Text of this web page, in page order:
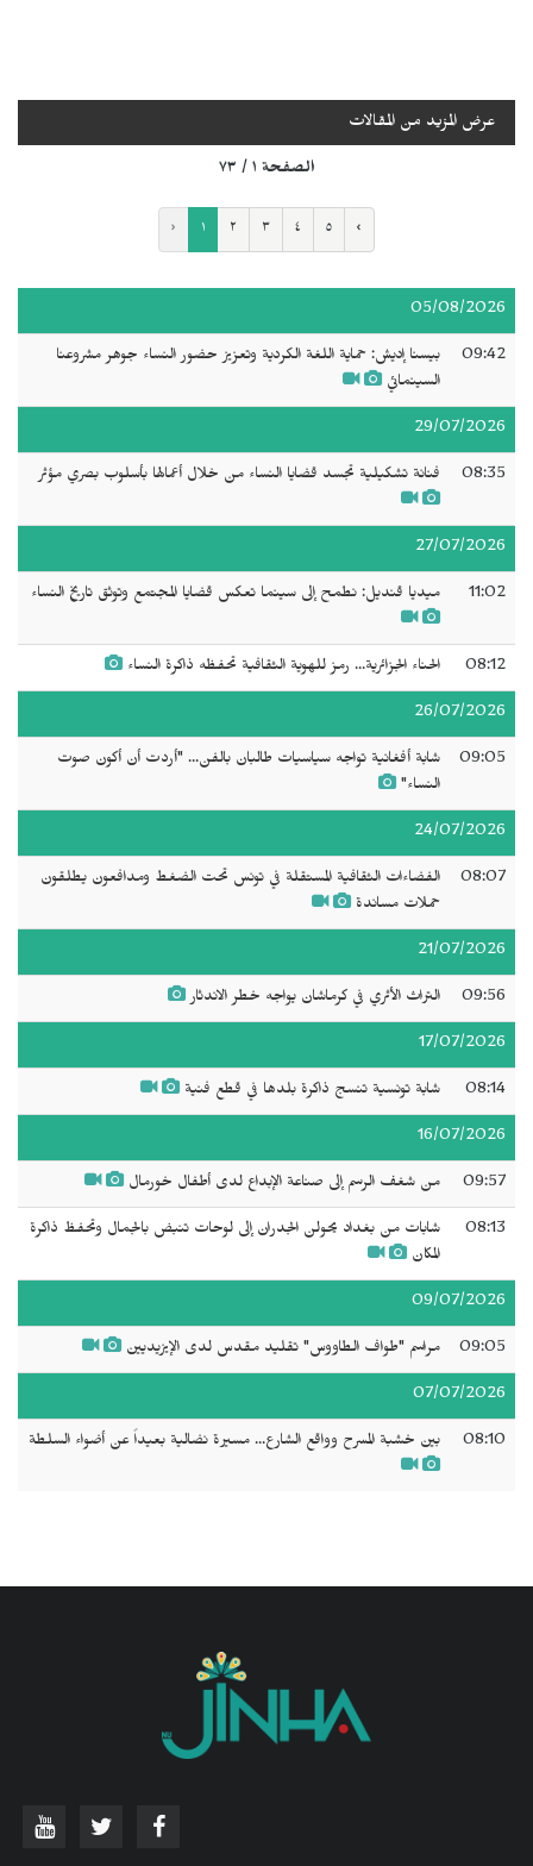
عرض المزيد من المقالات
الصفحة ١ / ٧٣
‹ ١ ٢ ٣ ٤ ٥ ›
05/08/2026
09:42
بيسنا إديش: حماية اللغة الكردية وتعزيز حضور النساء جوهر مشروعنا
السينمائي
29/07/2026
08:35 فنانة تشكيلية تجسد قضايا النساء من خلال أعمالها بأسلوب بصري مؤثر
27/07/2026
11:02 ميديا قنديل: نطمح إلى سينما تعكس قضايا المجتمع وتوثق تاريخ النساء
08:12 الحناء الجزائرية... رمز للهوية الثقافية تحفظه ذاكرة النساء
26/07/2026
09:05
شابة أفغانية تواجه سياسيات طالبان بالفن... "أردت أن أكون صوت
النساء"
24/07/2026
08:07
الفضاءات الثقافية المستقلة في تونس تحت الضغط ومدافعون يطلقون
حملات مساندة
21/07/2026
09:56 التراث الأثري في كرماشان يواجه خطر الاندثار
17/07/2026
08:14 شابة تونسية تنسج ذاكرة بلدها في قطع فنية
16/07/2026
09:57 من شغف الرسم إلى صناعة الإبداع لدى أطفال خورمال
08:13
شابات من بغداد يحولن الجدران إلى لوحات تنبض بالجمال وتحفظ ذاكرة
المكان
09/07/2026
09:05 مراسم "طواف الطاووس" تقليد مقدس لدى الإيزيديين
07/07/2026
08:10 بين خشبة المسرح وواقع الشارع... مسيرة نضالية بعيداً عن أضواء السلطة